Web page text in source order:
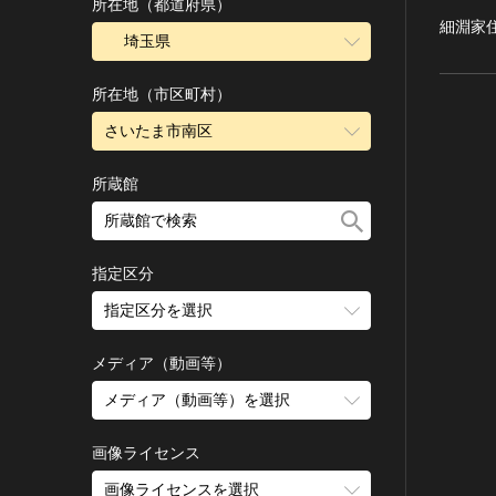
細淵家
飛鳥 [日本]
奈良 [日本]
平安 [日本]
鎌倉 [日本]
室町 [日本]
安土・桃山 [日本]
明治 [日本]
大正 [日本]
昭和 [日本]
平成 [日本]
旧石器 [朝鮮半島]
宗教建築
城郭建築
住居建築
近世以前その他
近代その他
絵画
日本画
水彩
素描
その他
版画
銅版画
所在地（都道府県）
埼玉県
所在地（市区町村）
さいたま市南区
所蔵館
指定区分
指定区分を選択
国宝
重要文化財
登録有形文化財
重要無形文化財
登録無形文化財
メディア（動画等）
メディア（動画等）を選択
動画
高画質画像
画像ライセンス
画像ライセンスを選択